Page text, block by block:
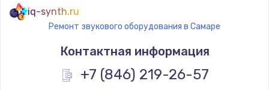
Не видит флешку
400 руб.
Заказать
iq-synth.ru
Ремонт звукового оборудования в Самаре
Контактная информация
+7 (846) 219-26-57